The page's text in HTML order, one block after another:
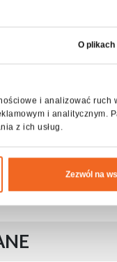
O
i analizować ruch
i analitycznym.
z ich usług.
Zezwól na
bardzo jasne i